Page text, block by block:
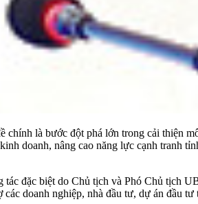
chính là bước đột phá lớn trong cải thiện
doanh, nâng cao năng lực cạnh tranh
tác đặc biệt do Chủ tịch và Phó Chủ tịch
doanh nghiệp, nhà đầu tư, dự án đầu tư